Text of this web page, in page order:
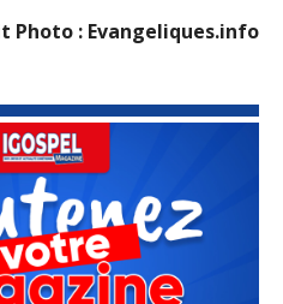
Photo : Evangeliques.info